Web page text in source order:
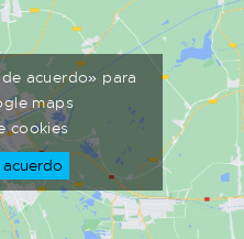
acuerdo» para
maps
cookies